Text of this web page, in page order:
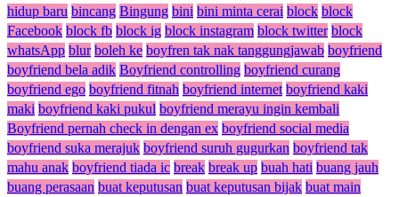
hidup baru bincang Bingung bini bini minta cerai block block
Facebook block fb block ig block instagram block twitter block
whatsApp blur boleh ke boyfren tak nak tanggungjawab boyfriend
boyfriend bela adik Boyfriend controlling boyfriend curang
boyfriend ego boyfriend fitnah boyfriend internet boyfriend kaki
maki boyfriend kaki pukul boyfriend merayu ingin kembali
Boyfriend pernah check in dengan ex boyfriend social media
boyfriend suka merajuk boyfriend suruh gugurkan boyfriend tak
mahu anak boyfriend tiada ic break break up buah hati buang jauh
buang perasaan buat keputusan buat keputusan bijak buat main